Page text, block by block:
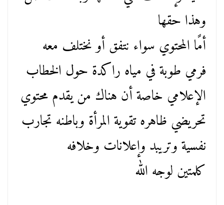
وهذا حقها
أمًا المحتوي سواء نتفق أو نختلف معه
فرمي طوبة في مياه راكدة حول الخطاب
الإعلامي خاصة أن هناك من يقدم محتوي
تحريضي ظاهره تقوية المرأة وباطنه تجارب
نفسية وتريبد وإعلانات وخلافه
كلمتين لوجه الله